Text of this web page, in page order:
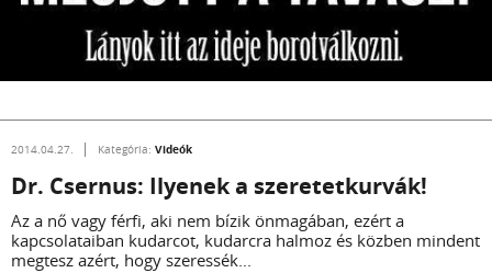
2014.04.27. Kategória: Videók
Dr. Csernus: Ilyenek a szeretetkurvák!
Az a nő vagy férfi, aki nem bízik önmagában, ezért a
kapcsolataiban kudarcot, kudarcra halmoz és közben mindent
megtesz azért, hogy szeressék...